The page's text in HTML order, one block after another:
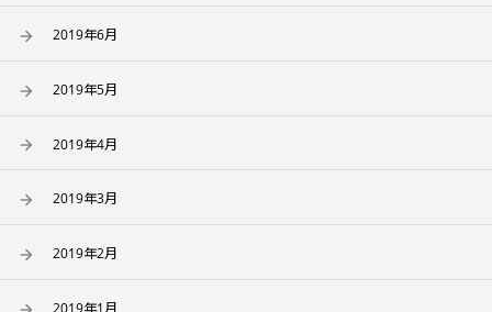
2019年6月
2019年5月
2019年4月
2019年3月
2019年2月
2019年1月